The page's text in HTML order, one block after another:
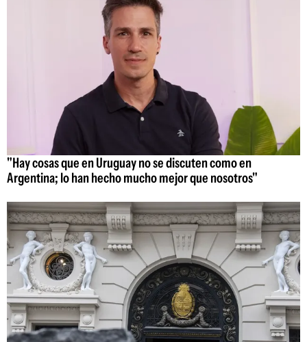
"Hay cosas que en Uruguay no se discuten como en
Argentina; lo han hecho mucho mejor que nosotros"